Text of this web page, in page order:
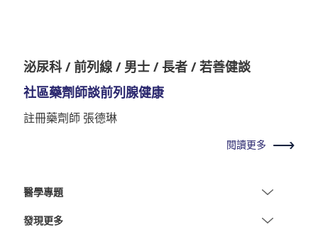
泌尿科 / 前列線 / 男士 / 長者 / 若善健談
社區藥劑師談前列腺健康
註冊藥劑師 張德琳
閱讀更多
醫學專題
發現更多